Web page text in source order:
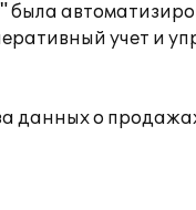
была
учет и
данных о